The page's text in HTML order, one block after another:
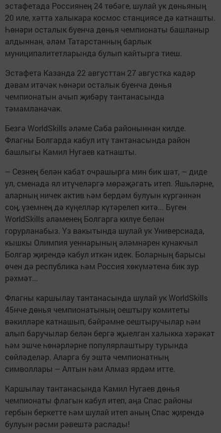
эстафетада Россиянең 24 төбәге, шулай ук дөньяның
20 иле, хәтта халыкара космос станциясе дә катнашты.
Һөнәри осталык буенча дөнья чемпионаты башланыр
алдыннан, әләм Татарстанның барлык
муниципалитетларында булып кайтырга тиеш.
Эстафета Казанда 22 августтан 27 августка кадәр
дәвам итәчәк һөнәри осталык буенча дөнья
чемпионатын ачып җибәрү тантанасында
тәмамланачак.
Безгә WorldSkills әләме Саба районыннан килде.
Флагны Болгарда кабул итү тантанасында район
башлыгы Камил Нугаев катнашты.
– Сезнең белән кабат очрашырга мин бик шат, – диде
ул, сменада ял итүчеләргә мөрәҗәгать итеп. Яшьләрне,
аларның ничек актив һәм бердәм булуын күргәннән
соң, үземнең дә күңелләр күтәрелеп китә... Бүген
WorldSkills әләменең Болгарга килүе белән
горурланабыз. Үз вакытында шулай ук Универсиада,
кышкы Олимпия уеннарының әләмнәрен кунакчыл
Болгар җирендә кабул иткән идек. Боларның барысы
өчен дә республика һәм Россия хөкүмәтенә бик зур
рәхмәт...
Флагны каршылау тантанасында шулай ук WorldSkills
45нче дөнья чемпионатының оештыру комитеты
вәкилләре катнашып, бәйрәмне оештыручылар һәм
алып баручылар белән бергә җыелган халыкка хәрәкәт
һәм эшче һөнәрләрне популярлаштыру турында
сөйләделәр. Аларга бу эштә чемпионатның
символлары – Алтын һәм Алмаз ярдәм итте.
Каршылау тантанасында Камил Нугаев дөнья
чемпионаты флагын кабул итеп, аңа Спас районы
гербын беркетте һәм шулай итеп аның Спас җирендә
булуын рәсми рәвештә раслады!